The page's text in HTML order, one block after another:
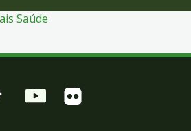
Saúde